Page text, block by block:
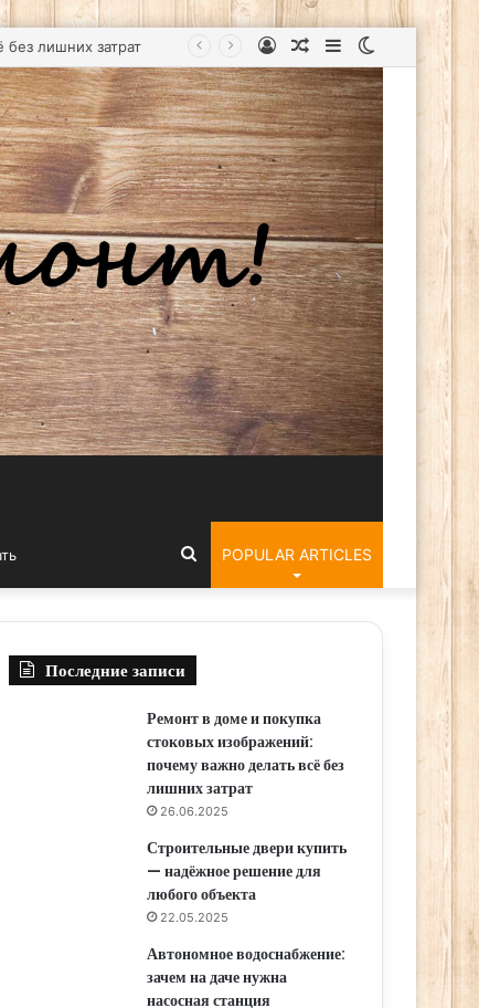
skin
Sidebar
Случайная
статья
Войти
POPULAR ARTICLES
Искать
Последние записи
Ремонт в доме и покупка
стоковых изображений:
почему важно делать всё без
лишних затрат
26.06.2025
Строительные двери купить
— надёжное решение для
любого объекта
22.05.2025
Автономное водоснабжение:
зачем на даче нужна
насосная станция